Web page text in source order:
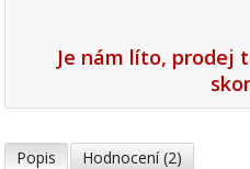
Je nám líto, prodej
Popis Hodnocení (2)